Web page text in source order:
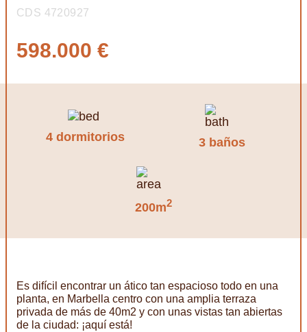
CDS 4720927
598.000 €
4 dormitorios 3 baños
200m2
Es difícil encontrar un ático tan espacioso todo en una
planta, en Marbella centro con una amplia terraza
privada de más de 40m2 y con unas vistas tan abiertas
de la ciudad: ¡aquí está!